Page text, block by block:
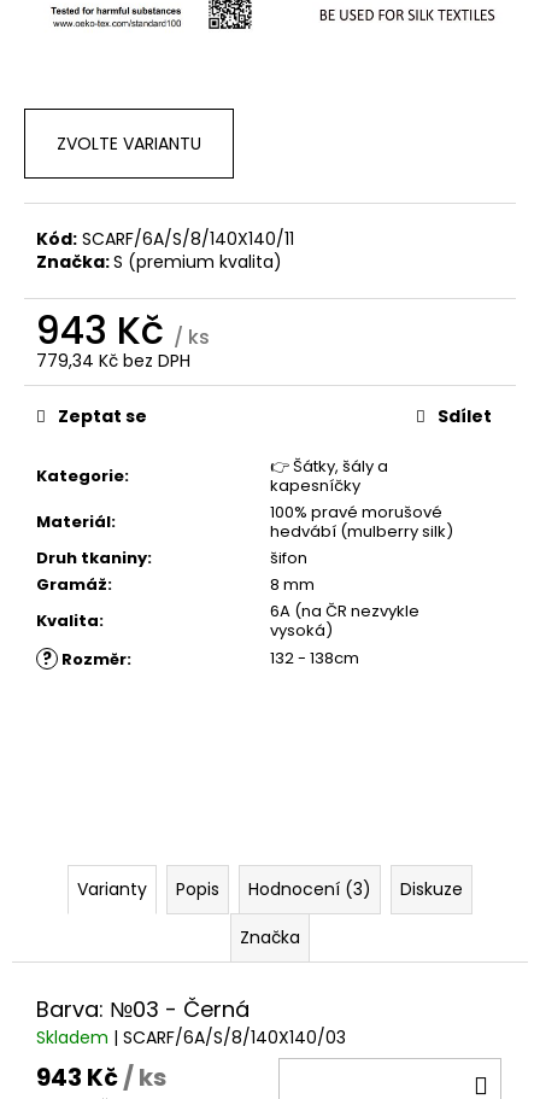
ZVOLTE VARIANTU
Kód: SCARF/6A/S/8/140X140/11
Značka:S (premium kvalita)
943 Kč / ks
779,34 Kč bez DPH
Měrná
cena:
Kategorie:
👉 Šátky, šály a
kapesníčky
Materiál:
100% pravé morušové
hedvábí (mulberry silk)
Druh tkaniny:
šifon
Gramáž:
8 mm
Kvalita:
6A (na ČR nezvykle
vysoká)
? Rozměr: 132 - 138cm
Zeptat se Sdílet
Varianty Popis Hodnocení (3)
Diskuze
Značka
Barva: №03 - Černá
Skladem | SCARF/6A/S/8/140X140/03
943 Kč/ ks
e